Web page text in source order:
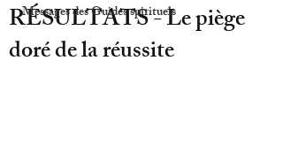
Messages des Guides spirituels
RÉSULTATS - Le piège
doré de la réussite